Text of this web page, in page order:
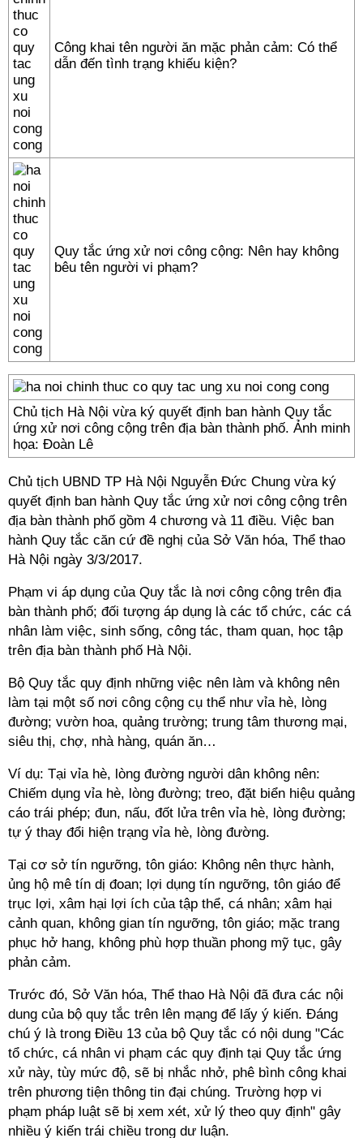
Công khai tên người ăn mặc phản cảm: Có thể
dẫn đến tình trạng khiếu kiện?
Quy tắc ứng xử nơi công cộng: Nên hay không
bêu tên người vi phạm?
Chủ tịch Hà Nội vừa ký quyết định ban hành Quy tắc
ứng xử nơi công cộng trên địa bàn thành phố. Ảnh minh
họa: Đoàn Lê
Chủ tịch UBND TP Hà Nội Nguyễn Đức Chung vừa ký
quyết định ban hành Quy tắc ứng xử nơi công cộng trên
địa bàn thành phố gồm 4 chương và 11 điều. Việc ban
hành Quy tắc căn cứ đề nghị của Sở Văn hóa, Thể thao
Hà Nội ngày 3/3/2017.
Phạm vi áp dụng của Quy tắc là nơi công cộng trên địa
bàn thành phố; đối tượng áp dụng là các tổ chức, các cá
nhân làm việc, sinh sống, công tác, tham quan, học tập
trên địa bàn thành phố Hà Nội.
Bộ Quy tắc quy định những việc nên làm và không nên
làm tại một số nơi công cộng cụ thể như vỉa hè, lòng
đường; vườn hoa, quảng trường; trung tâm thương mại,
siêu thị, chợ, nhà hàng, quán ăn…
Ví dụ: Tại vỉa hè, lòng đường người dân không nên:
Chiếm dụng vỉa hè, lòng đường; treo, đặt biển hiệu quảng
cáo trái phép; đun, nấu, đốt lửa trên vỉa hè, lòng đường;
tự ý thay đổi hiện trạng vỉa hè, lòng đường.
Tại cơ sở tín ngưỡng, tôn giáo: Không nên thực hành,
ủng hộ mê tín dị đoan; lợi dụng tín ngưỡng, tôn giáo để
trục lợi, xâm hại lợi ích của tập thể, cá nhân; xâm hại
cảnh quan, không gian tín ngưỡng, tôn giáo; mặc trang
phục hở hang, không phù hợp thuần phong mỹ tục, gây
phản cảm.
Trước đó, Sở Văn hóa, Thể thao Hà Nội đã đưa các nội
dung của bộ quy tắc trên lên mạng để lấy ý kiến. Đáng
chú ý là trong Điều 13 của bộ Quy tắc có nội dung "Các
tổ chức, cá nhân vi phạm các quy định tại Quy tắc ứng
xử này, tùy mức độ, sẽ bị nhắc nhở, phê bình công khai
trên phương tiện thông tin đại chúng. Trường hợp vi
phạm pháp luật sẽ bị xem xét, xử lý theo quy định" gây
nhiều ý kiến trái chiều trong dư luận.